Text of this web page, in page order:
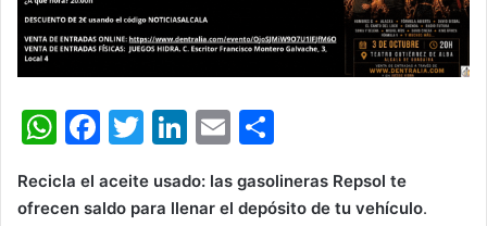
W
at
F
c
T
itt
Li
k
E
ai m
Recicla el aceite usado: las gasolineras Repsol te
ofrecen saldo para llenar el depósito de tu vehículo.